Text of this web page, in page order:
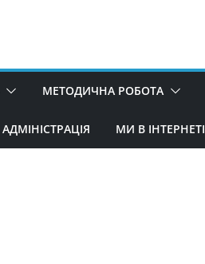
МЕТОДИЧНА РОБОТА
АДМІНІСТРАЦІЯ МИ В ІНТЕРНЕТІ